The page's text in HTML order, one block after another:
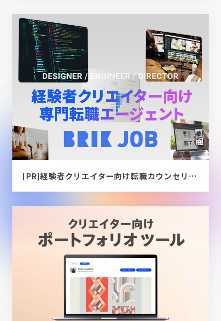
[PR]経験者クリエイター向け転職カウンセリング｜デザイナー / ディレクター / エンジニア